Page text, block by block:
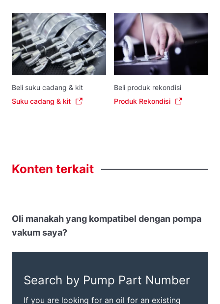
Beli suku cadang & kit
Suku cadang & kit
Beli produk rekondisi
Produk Rekondisi
Konten terkait
Oli manakah yang kompatibel dengan pompa
vakum saya?